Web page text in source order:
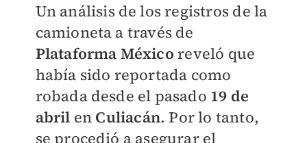
Un análisis de los registros de la
camioneta a través de
Plataforma México reveló que
había sido reportada como
robada desde el pasado 19 de
abril en Culiacán. Por lo tanto,
se procedió a asegurar el